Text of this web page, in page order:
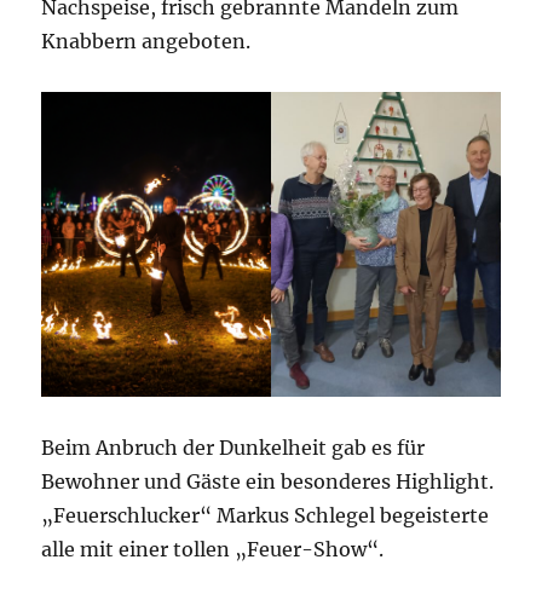
Nachspeise, frisch gebrannte Mandeln zum
Knabbern angeboten.
Beim Anbruch der Dunkelheit gab es für
Bewohner und Gäste ein besonderes Highlight.
„Feuerschlucker“ Markus Schlegel begeisterte
alle mit einer tollen „Feuer-Show“.